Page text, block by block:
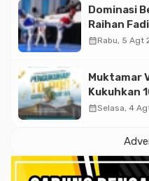
Dominasi
Raihan
Asian
calendar_monthRabu, 5 Agt
Muktamar
Kukuhkan
Masjid
calendar_monthSelasa, 4